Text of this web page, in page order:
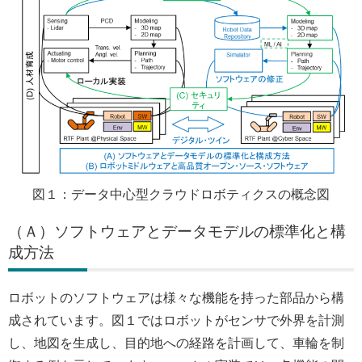
図１：データ中心型クラウドロボティクスの概念図
（Ａ）ソフトウェアとデータモデルの標準化と構
成方法
ロボットのソフトウェアは様々な機能を持った部品から構
成されています。図１ではロボットがセンサで外界を計測
し、地図を生成し、目的地への経路を計画して、車輪を制